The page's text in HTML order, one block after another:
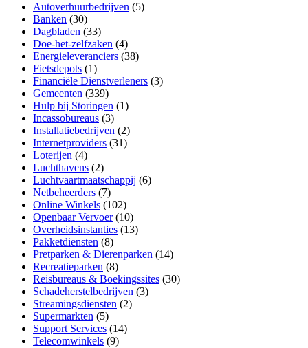
Autoverhuurbedrijven (5)
Banken (30)
Dagbladen (33)
Doe-het-zelfzaken (4)
Energieleveranciers (38)
Fietsdepots (1)
Financiële Dienstverleners (3)
Gemeenten (339)
Hulp bij Storingen (1)
Incassobureaus (3)
Installatiebedrijven (2)
Internetproviders (31)
Loterijen (4)
Luchthavens (2)
Luchtvaartmaatschappij (6)
Netbeheerders (7)
Online Winkels (102)
Openbaar Vervoer(10)
Overheidsinstanties (13)
Pakketdiensten (8)
Pretparken & Dierenparken (14)
Recreatieparken (8)
Reisbureaus & Boekingssites (30)
Schadeherstelbedrijven (3)
Streamingsdiensten (2)
Supermarkten (5)
Support Services (14)
Telecomwinkels (9)